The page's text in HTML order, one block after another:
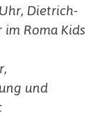
Dietrich-
Roma Kids
und